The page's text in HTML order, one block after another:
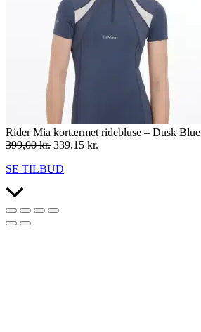
Rider Mia kortærmet ridebluse – Dusk Blue
399,00kr. Den
pris
339,15 kr.
SE TILBUD